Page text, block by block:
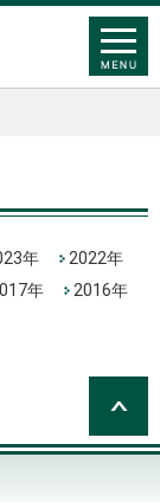
年
2022年
年 2016年